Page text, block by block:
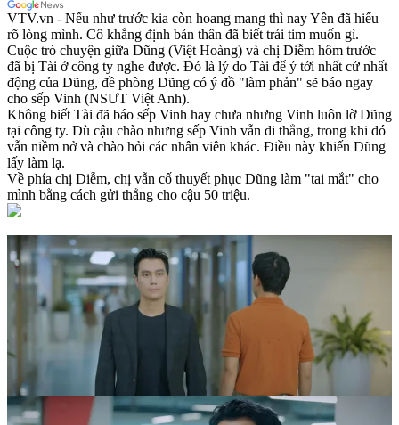
VTV.vn - Nếu như trước kia còn hoang mang thì nay Yên đã hiểu
rõ lòng mình. Cô khẳng định bản thân đã biết trái tim muốn gì.
Cuộc trò chuyện giữa Dũng (Việt Hoàng) và chị Diễm hôm trước
đã bị Tài ở công ty nghe được. Đó là lý do Tài để ý tới nhất cử nhất
động của Dũng, đề phòng Dũng có ý đồ "làm phản" sẽ báo ngay
cho sếp Vinh (NSƯT Việt Anh).
Không biết Tài đã báo sếp Vinh hay chưa nhưng Vinh luôn lờ Dũng
tại công ty. Dù cậu chào nhưng sếp Vinh vẫn đi thẳng, trong khi đó
vẫn niềm nở và chào hỏi các nhân viên khác. Điều này khiến Dũng
lấy làm lạ.
Về phía chị Diễm, chị vẫn cố thuyết phục Dũng làm "tai mắt" cho
mình bằng cách gửi thẳng cho cậu 50 triệu.